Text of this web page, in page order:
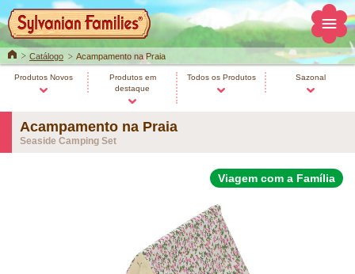
HomeCatálogo Acampamento na Praia
Produtos Novos
Produtos em
destaque
Todos os Produtos Sazonal
Acampamento na Praia
Seaside Camping Set
Viagem com a Família